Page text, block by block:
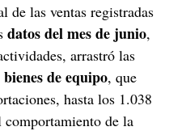
de las ventas registradas
datos del mes de junio,
arrastró las
de equipo, que
hasta los 1.038
de la